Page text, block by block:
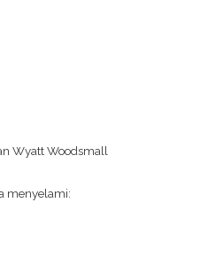
Wyatt Woodsmall
menyelami: